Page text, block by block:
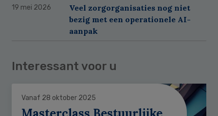
19 mei 2026
Veel zorgorganisaties nog niet
bezig met een operationele AI-
aanpak
Interessant voor u
Vanaf 28 oktober 2025